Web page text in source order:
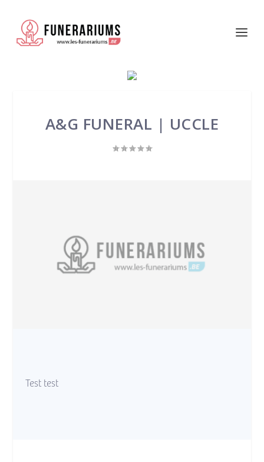
A&G FUNERAL | UCCLE
Test test